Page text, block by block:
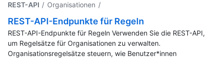
REST-API / Organisationen /
REST-API-Endpunkte für Regeln
REST-API-Endpunkte für Regeln Verwenden Sie die REST-API,
um Regelsätze für Organisationen zu verwalten.
Organisationsregelsätze steuern, wie Benutzer*innen